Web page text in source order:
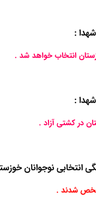
:
:
در کشتی آزاد .
انتخابی نوجوانان
شدند .